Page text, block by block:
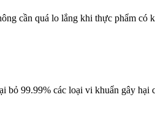
cần quá lo lắng khi thực phẩm có
bỏ 99.99% các loại vi khuẩn gây